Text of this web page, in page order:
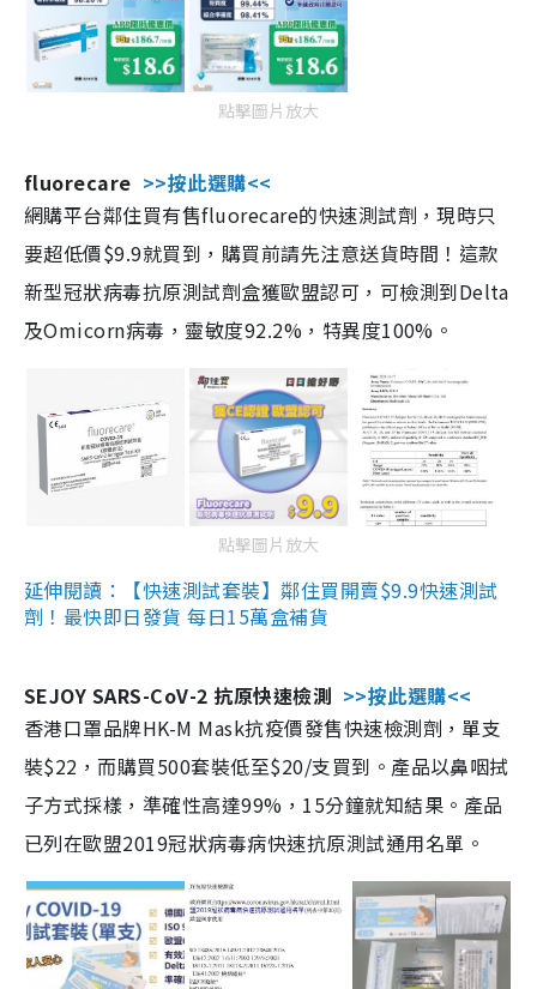
點擊圖片放大
fluorecare >>按此選購<<
網購平台鄰住買有售fluorecare的快速測試劑，現時只
要超低價$9.9就買到，購買前請先注意送貨時間！這款
新型冠狀病毒抗原測試劑盒獲歐盟認可，可檢測到Delta
及Omicorn病毒，靈敏度92.2%，特異度100%。
點擊圖片放大
延伸閱讀：【快速測試套裝】鄰住買開賣$9.9快速測試
劑！最快即日發貨 每日15萬盒補貨
SEJOY SARS-CoV-2 抗原快速檢測 >>按此選購<<
香港口罩品牌HK-M Mask抗疫價發售快速檢測劑，單支
裝$22，而購買500套裝低至$20/支買到。產品以鼻咽拭
子方式採樣，準確性高達99%，15分鐘就知結果。產品
已列在歐盟2019冠狀病毒病快速抗原測試通用名單。